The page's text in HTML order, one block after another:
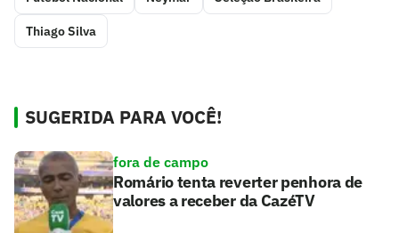
Thiago Silva
SUGERIDA PARA VOCÊ!
fora de campo
Romário tenta reverter penhora de
valores a receber da CazéTV